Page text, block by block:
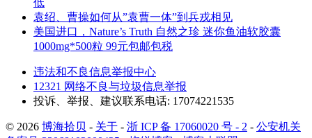
低
袁绍、曹操如何从”袁曹一体”到兵戎相见
美国进口，Nature’s Truth 自然之珍 迷你鱼油软胶囊
1000mg*500粒 99元包邮包税
违法和不良信息举报中心
12321 网络不良与垃圾信息举报
投诉、举报、建议联系电话: 17074221535
© 2026 博海拾贝 - 关于 - 浙 ICP 备 17060020 号 - 2 - 公安机关